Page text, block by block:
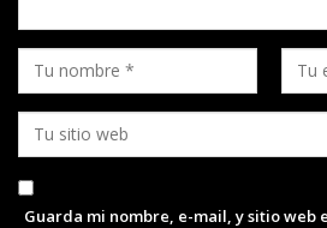
Guarda mi nombre, e-mail, y sitio web